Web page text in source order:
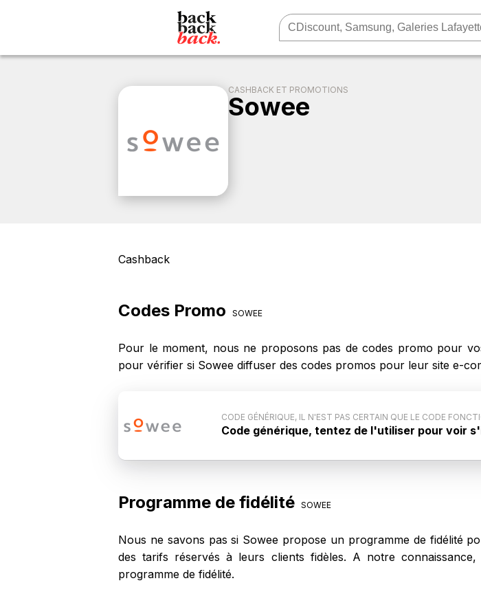
CASHBACK ET PROMOTIONS
Sowee
Cashback
Codes Promo SOWEE
Pour le moment, nous ne proposons pas de codes promo pour
pour vérifier si Sowee diffuser des codes promos pour leur site e-
CODE GÉNÉRIQUE, IL N'EST PAS CERTAIN QUE LE CODE
Code générique, tentez de l'utiliser pour voir
n'est pas communiqué par le site internet.
Programme de fidélité SOWEE
Nous ne savons pas si Sowee propose un programme de fidélité
des tarifs réservés à leurs clients fidèles. A notre
programme de fidélité.